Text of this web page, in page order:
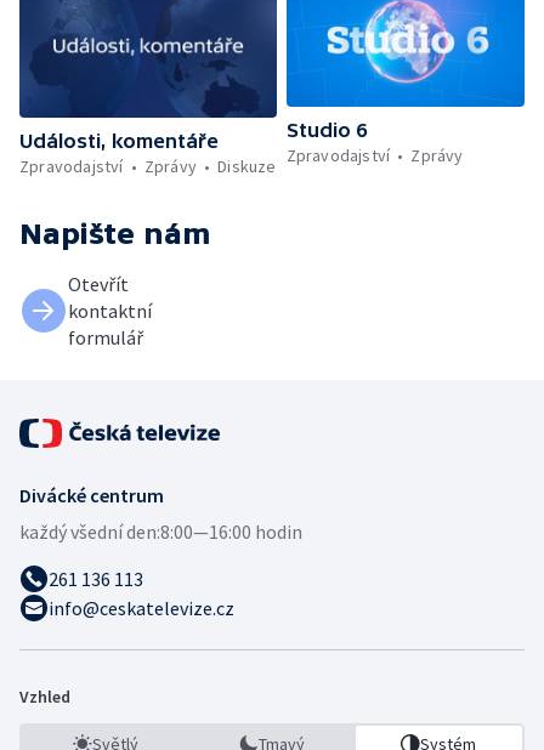
Události, komentáře
Zpravodajství
Zprávy Diskuze
Studio 6
Zpravodajství
Zprávy
Napište nám
Otevřít
kontaktní
formulář
Divácké centrum
každý všední den:8:00—16:00 hodin
261 136 113
info@ceskatelevize.cz
Vzhled
Světlý Tmavý Systém